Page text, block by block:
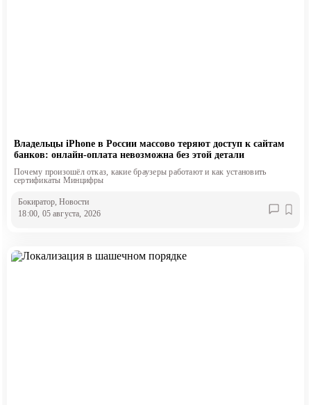
Владельцы iPhone в России массово теряют доступ к сайтам
банков: онлайн-оплата невозможна без этой детали
Почему произошёл отказ, какие браузеры работают и как установить
сертификаты Минцифры
Бокиратор, Новости
18:00, 05 августа, 2026